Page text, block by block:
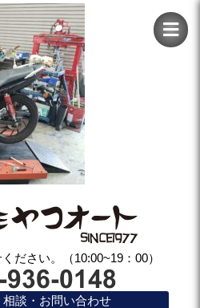
ださい。（10:00~19：00）
談・お問い合わせ